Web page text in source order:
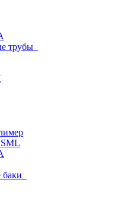
трубы
баки